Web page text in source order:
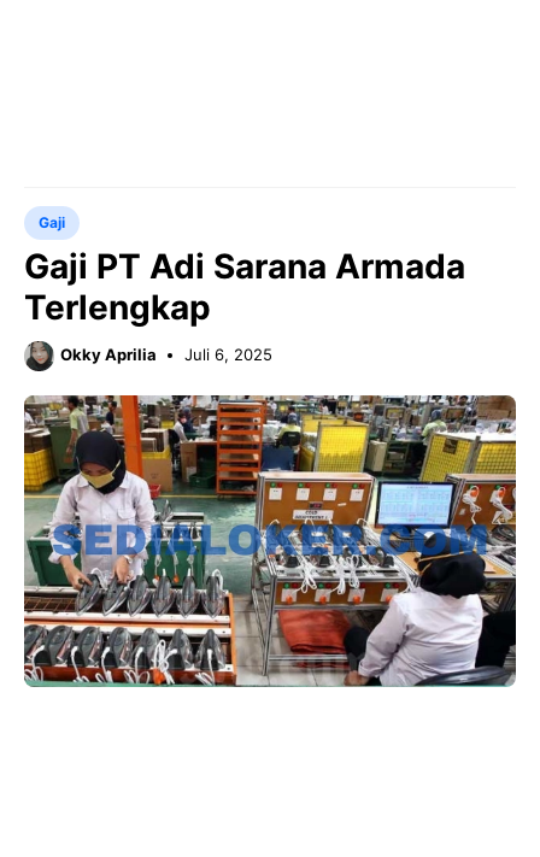
Gaji
Gaji PT Adi Sarana Armada
Terlengkap
Okky Aprilia Juli 6, 2025